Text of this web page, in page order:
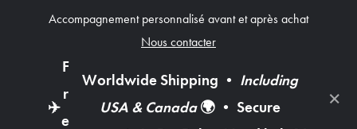
Accompagnement personnalisé avant et après achat
Nous contacter
✈️
F
r
e
Worldwide Shipping • Including
USA & Canada🌍 • Secure
×